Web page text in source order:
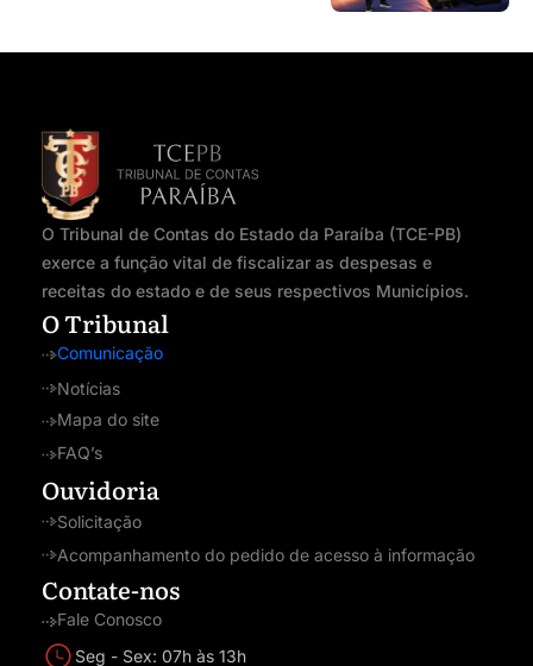
O Tribunal de Contas do Estado da Paraíba (TCE-PB)
exerce a função vital de fiscalizar as despesas e
receitas do estado e de seus respectivos Municípios.
O Tribunal
Comunicação
Notícias
Mapa do site
FAQ’s
Ouvidoria
Solicitação
Acompanhamento do pedido de acesso à informação
Contate-nos
Fale Conosco
Seg - Sex: 07h às 13h